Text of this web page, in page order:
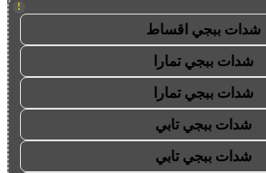
!
شدات ببجي اقساط
شدات ببجي تمارا
شدات ببجي تمارا
شدات ببجي تابي
شدات ببجي تابي